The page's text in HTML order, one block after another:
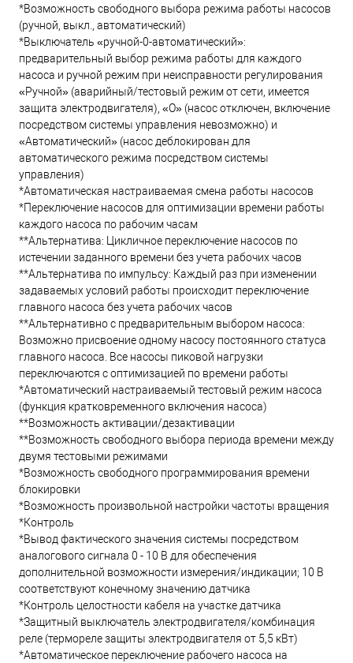
*Возможность свободного выбора режима работы насосов
(ручной, выкл., автоматический)
*Выключатель «ручной-0-автоматический»:
предварительный выбор режима работы для каждого
насоса и ручной режим при неисправности регулирования
«Ручной» (аварийный/тестовый режим от сети, имеется
защита электродвигателя), «O» (насос отключен, включение
посредством системы управления невозможно) и
«Автоматический» (насос деблокирован для
автоматического режима посредством системы
управления)
*Автоматическая настраиваемая смена работы насосов
*Переключение насосов для оптимизации времени работы
каждого насоса по рабочим часам
**Альтернатива: Цикличное переключение насосов по
истечении заданного времени без учета рабочих часов
**Альтернатива по импульсу: Каждый раз при изменении
задаваемых условий работы происходит переключение
главного насоса без учета рабочих часов
**Альтернативно с предварительным выбором насоса:
Возможно присвоение одному насосу постоянного статуса
главного насоса. Все насосы пиковой нагрузки
переключаются с оптимизацией по времени работы
*Автоматический настраиваемый тестовый режим насоса
(функция кратковременного включения насоса)
**Возможность активации/дезактивации
**Возможность свободного выбора периода времени между
двумя тестовыми режимами
*Возможность свободного программирования времени
блокировки
*Возможность произвольной настройки частоты вращения
*Контроль
*Вывод фактического значения системы посредством
аналогового сигнала 0 - 10 В для обеспечения
дополнительной возможности измерения/индикации; 10 В
соответствуют конечному значению датчика
*Контроль целостности кабеля на участке датчика
*Защитный выключатель электродвигателя/комбинация
реле (термореле защиты электродвигателя от 5,5 кВт)
*Автоматическое переключение рабочего насоса на